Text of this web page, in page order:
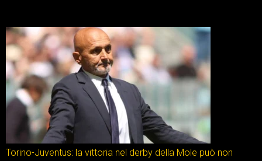
Torino-Juventus: la vittoria nel derby della Mole può non